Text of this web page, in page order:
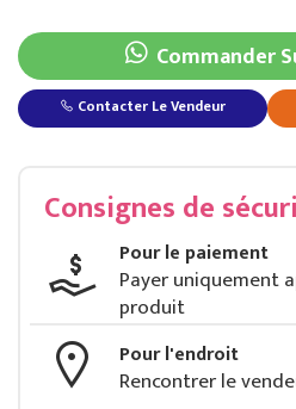
Commander
Contacter Le Vendeur
Consignes de
Pour le paiement
Payer uniquement
produit
Pour l'endroit
Rencontrer le